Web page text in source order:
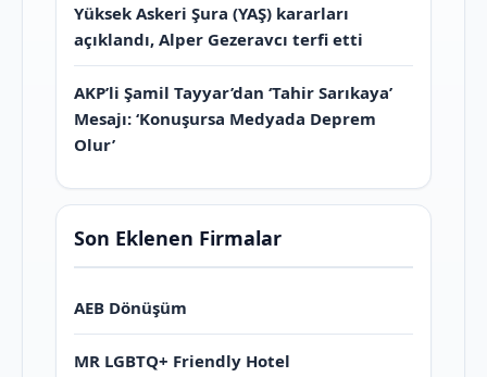
Yüksek Askeri Şura (YAŞ) kararları
açıklandı, Alper Gezeravcı terfi etti
AKP’li Şamil Tayyar’dan ‘Tahir Sarıkaya’
Mesajı: ‘Konuşursa Medyada Deprem
Olur’
Son Eklenen Firmalar
AEB Dönüşüm
MR LGBTQ+ Friendly Hotel